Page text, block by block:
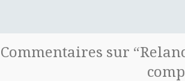
Commentaires sur “